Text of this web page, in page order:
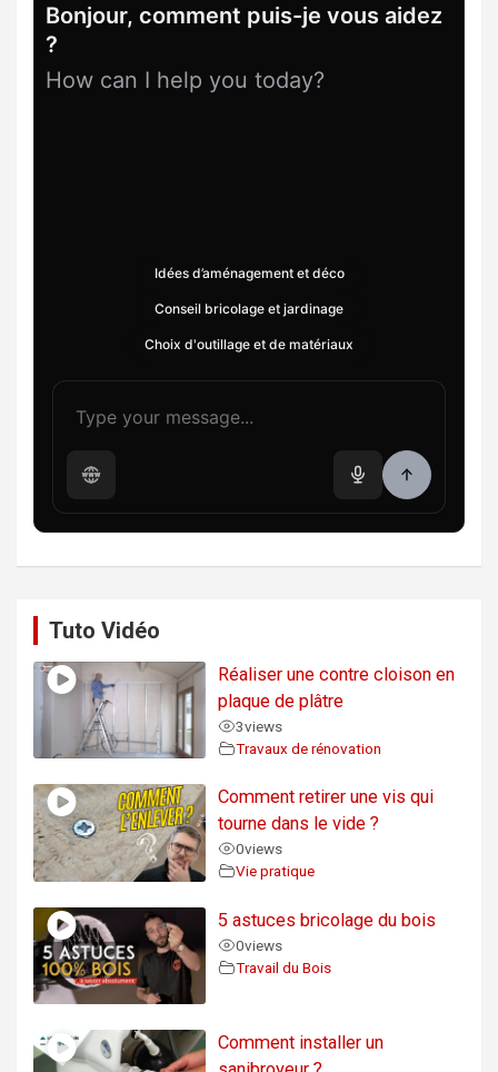
Bonjour, comment puis-je vous aidez
?
How can I help you today?
Idées d’aménagement et déco
Conseil bricolage et jardinage
Choix d'outillage et de matériaux
Tuto Vidéo
Réaliser une contre cloison en
plaque de plâtre
3views
Travaux de rénovation
Comment retirer une vis qui
tourne dans le vide ?
0views
Vie pratique
5 astuces bricolage du bois
0views
Travail du Bois
Comment installer un